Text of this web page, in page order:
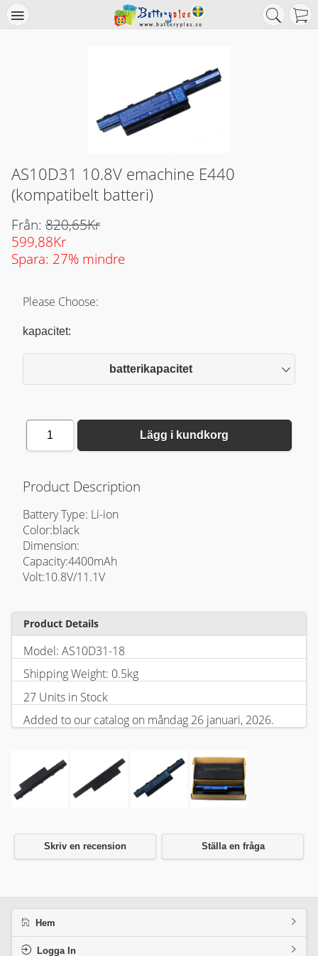
AS10D31 10.8V emachine E440
(kompatibelt batteri)
Från: 820,65Kr
599,88Kr
Spara: 27% mindre
Please Choose:
kapacitet:
batterikapacitet
1 Lägg i kundkorg
Product Description
Battery Type: Li-ion
Color:black
Dimension:
Capacity:4400mAh
Volt:10.8V/11.1V
Product Details
Model: AS10D31-18
Shipping Weight: 0.5kg
27 Units in Stock
Added to our catalog on måndag 26 januari, 2026.
Skriv en recension Ställa en fråga
Hem
Logga In